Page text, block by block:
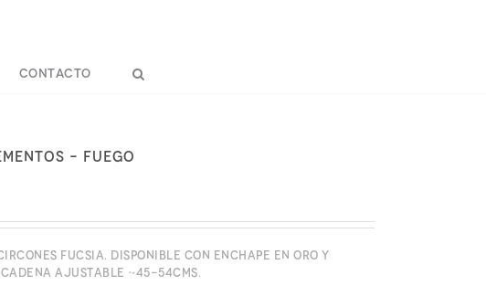
Contacto
– Fuego
fucsia. Disponible con enchape en oro y
ajustable ~45-54cms.